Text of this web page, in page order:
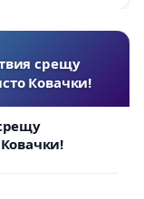
срещу
Ковачки!